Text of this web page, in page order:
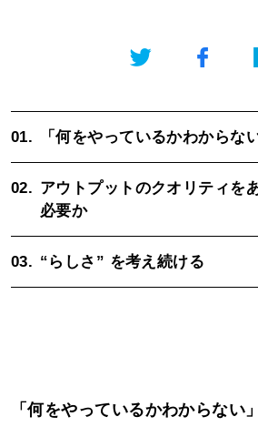
01. 「何をやっているかわからな
02. アウトプットのクオリティを
必要か
03. “らしさ” を考え続ける
「何をやっているかわからない